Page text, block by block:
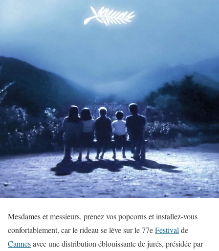
Mesdames et messieurs, prenez vos popcorns et installez-vous
confortablement, car le rideau se lève sur le 77eFestival de
Cannesavec une distribution éblouissante de jurés, présidée par